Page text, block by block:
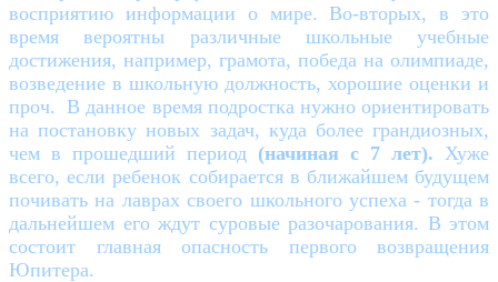
восприятию информации о мире. Во-вторых, в это
время вероятны различные школьные учебные
достижения, например, грамота, победа на олимпиаде,
возведение в школьную должность, хорошие оценки и
проч. В данное время подростка нужно ориентировать
на постановку новых задач, куда более грандиозных,
чем в прошедший период (начиная с 7 лет). Хуже
всего, если ребенок собирается в ближайшем будущем
почивать на лаврах своего школьного успеха - тогда в
дальнейшем его ждут суровые разочарования. В этом
состоит главная опасность первого возвращения
Юпитера.